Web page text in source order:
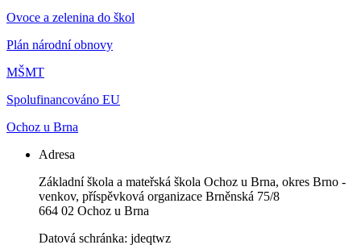
Ovoce a zelenina do škol
Plán národní obnovy
MŠMT
Spolufinancováno EU
Ochoz u Brna
Adresa
Základní škola a mateřská škola Ochoz u Brna, okres Brno -
venkov, příspěvková organizace Brněnská 75/8
664 02 Ochoz u Brna
Datová schránka: jdeqtwz